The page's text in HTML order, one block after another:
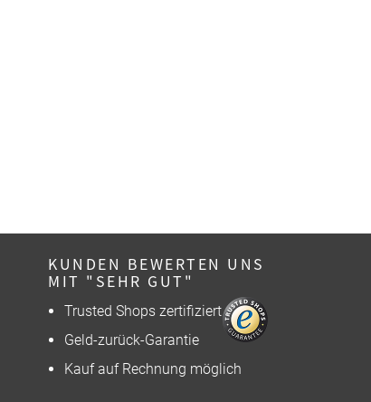
KUNDEN BEWERTEN UNS
MIT "SEHR GUT"
Trusted Shops zertifiziert
Geld-zurück-Garantie
Kauf auf Rechnung möglich